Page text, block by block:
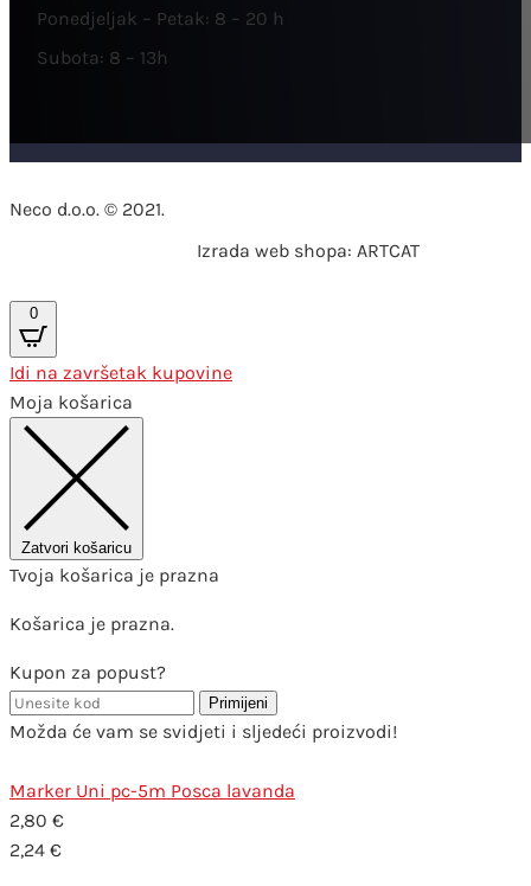
Ponedjeljak – Petak: 8 – 20 h
Subota: 8 – 13h
Neco d.o.o. © 2021.
Izrada web shopa: ARTCAT
0
Idi na završetak kupovine
Moja košarica
Zatvori košaricu
Tvoja košarica je prazna
Košarica je prazna.
Kupon za popust?
Primijeni
Možda će vam se svidjeti i sljedeći proizvodi!
Marker Uni pc-5m Posca lavanda
2,80 €
2,24 €